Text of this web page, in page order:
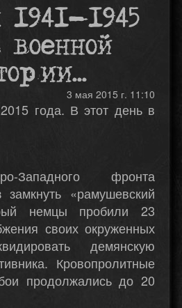
1945
3 мая 2015 г. 11:10
года. В этот день в
Западного фронта
замкнуть «рамушевский
немцы пробили 23
своих окруженных
демянскую
Кровопролитные
продолжались до 20